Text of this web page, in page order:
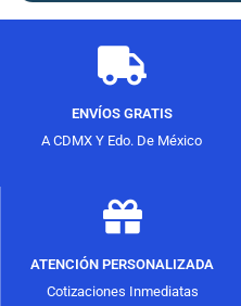
ENVÍOS GRATIS
A CDMX Y Edo. De México
ATENCIÓN PERSONALIZADA
Cotizaciones Inmediatas